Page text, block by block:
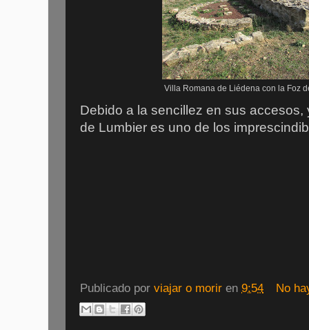
Villa Romana de Liédena con la Foz
Debido a la sencillez en sus
de Lumbier es uno de los
Publicado por viajar o morir en 9:54 No